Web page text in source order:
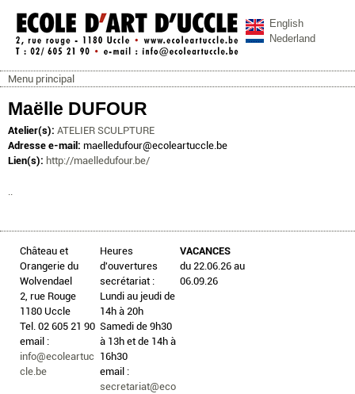
Aller au contenu principal
ecoleartuccle.be
English
Nederland
Menu principal
Menu principal
Maëlle DUFOUR
Atelier(s): ATELIER SCULPTURE
Adresse e-mail: maelledufour@ecoleartuccle.be
Lien(s): http://maelledufour.be/
..
Château et
Orangerie du
Wolvendael
2, rue Rouge
1180 Uccle
Tel. 02 605 21 90
email :
info@ecoleartuc
cle.be
Heures
d'ouvertures
secrétariat :
Lundi au jeudi de
14h à 20h
Samedi de 9h30
à 13h et de 14h à
16h30
email :
secretariat@eco
VACANCES
du 22.06.26 au
06.09.26